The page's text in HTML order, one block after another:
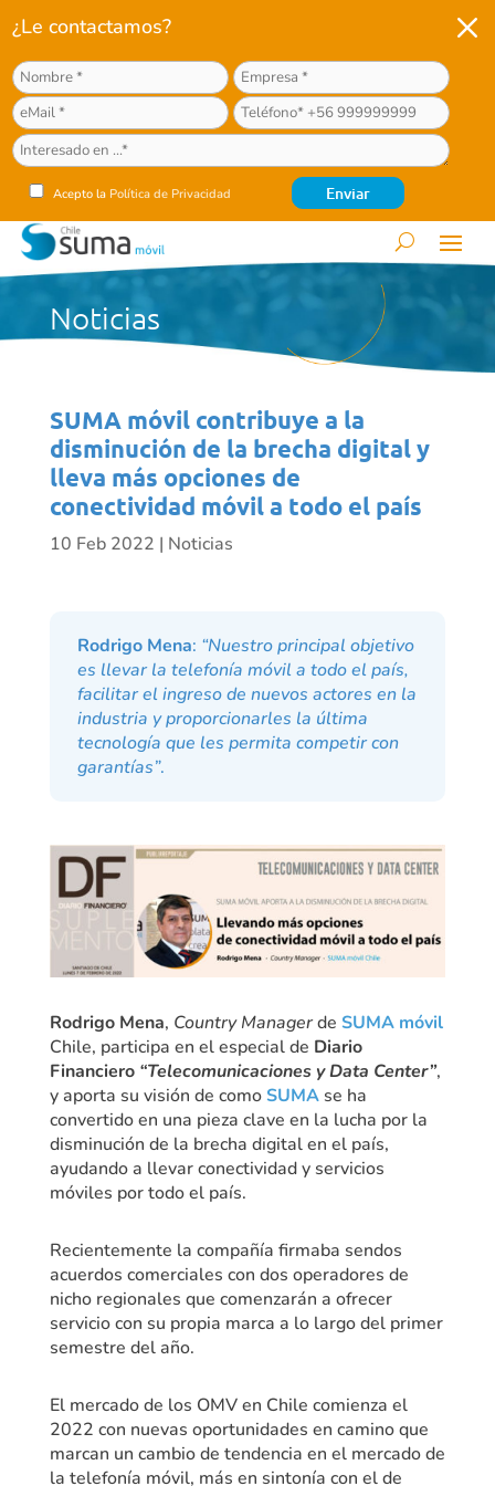
¿Le contactamos?
Acepto la Política de Privacidad
M
Noticias
SUMA móvil contribuye a la
disminución de la brecha digital y
lleva más opciones de
conectividad móvil a todo el país
10 Feb 2022 | Noticias
Rodrigo Mena: “Nuestro principal objetivo
es llevar la telefonía móvil a todo el país,
facilitar el ingreso de nuevos actores en la
industria y proporcionarles la última
tecnología que les permita competir con
garantías”.
Rodrigo Mena, Country Managerde SUMA móvil
Chile, participa en el especial de Diario
Financiero“Telecomunicaciones y Data Center”,
y aporta su visión de comoSUMAse ha
convertido en una pieza clave en la lucha por la
disminución de la brecha digital en el país,
ayudando a llevar conectividad y servicios
móviles por todo el país.
Recientemente la compañía firmaba sendos
acuerdos comerciales con dos operadores de
nicho regionales que comenzarán a ofrecer
servicio con su propia marca a lo largo del primer
semestre del año.
El mercado de los OMV en Chile comienza el
2022 con nuevas oportunidades en camino que
marcan un cambio de tendencia en el mercado de
la telefonía móvil, más en sintonía con el de